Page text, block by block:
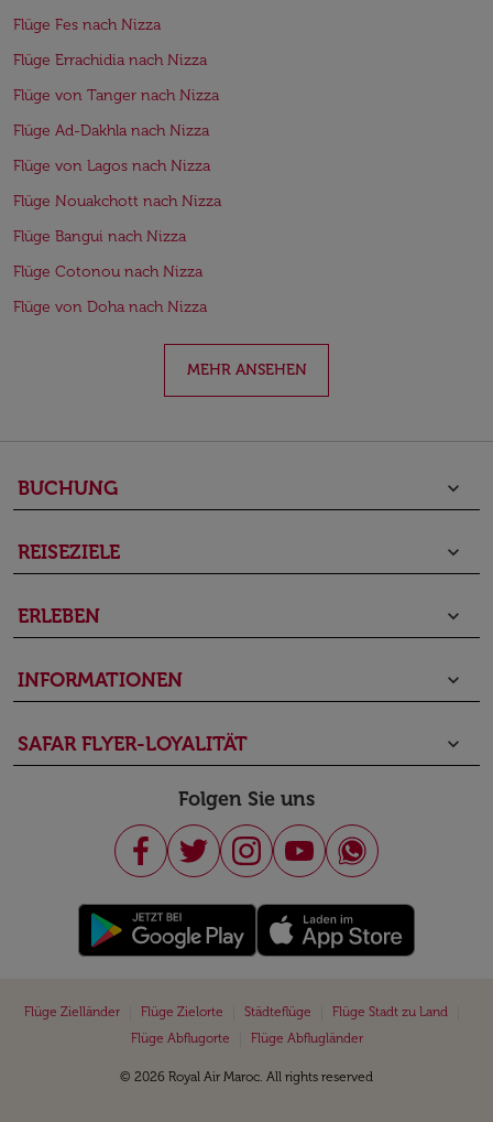
Flüge Fes nach Nizza
Flüge Errachidia nach Nizza
Flüge von Tanger nach Nizza
Flüge Ad-Dakhla nach Nizza
Flüge von Lagos nach Nizza
Flüge Nouakchott nach Nizza
Flüge Bangui nach Nizza
Flüge Cotonou nach Nizza
Flüge von Doha nach Nizza
MEHR ANSEHEN
BUCHUNG keyboard_arrow_down
REISEZIELE keyboard_arrow_down
ERLEBEN keyboard_arrow_down
INFORMATIONEN keyboard_arrow_down
SAFAR FLYER-LOYALITÄT keyboard_arrow_down
Folgen Sie uns
Flüge Zielländer Flüge Zielorte Städteflüge Flüge Stadt zu Land
Flüge Abflugorte
Flüge Abflugländer
© 2026 Royal Air Maroc. All rights reserved